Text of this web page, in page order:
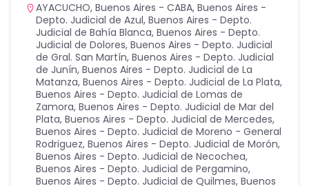
AYACUCHO, Buenos Aires - CABA, Buenos Aires -
Depto. Judicial de Azul, Buenos Aires - Depto.
Judicial de Bahía Blanca, Buenos Aires - Depto.
Judicial de Dolores, Buenos Aires - Depto. Judicial
de Gral. San Martín, Buenos Aires - Depto. Judicial
de Junín, Buenos Aires - Depto. Judicial de La
Matanza, Buenos Aires - Depto. Judicial de La Plata,
Buenos Aires - Depto. Judicial de Lomas de
Zamora, Buenos Aires - Depto. Judicial de Mar del
Plata, Buenos Aires - Depto. Judicial de Mercedes,
Buenos Aires - Depto. Judicial de Moreno - General
Rodriguez, Buenos Aires - Depto. Judicial de Morón,
Buenos Aires - Depto. Judicial de Necochea,
Buenos Aires - Depto. Judicial de Pergamino,
Buenos Aires - Depto. Judicial de Quilmes, Buenos